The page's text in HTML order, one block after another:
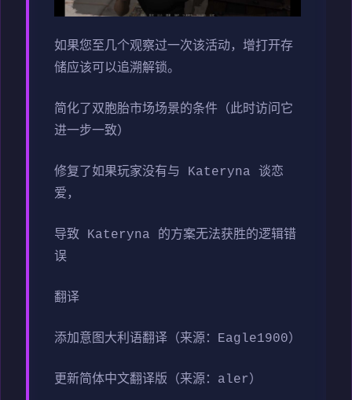
如果您至几个观察过一次该活动，增打开存
储应该可以追溯解锁。
简化了双胞胎市场场景的条件（此时访问它
进一步一致）
修复了如果玩家没有与 Kateryna 谈恋
爱，
导致 Kateryna 的方案无法获胜的逻辑错
误
翻译
添加意图大利语翻译（来源：Eagle1900）
更新简体中文翻译版（来源：aler）